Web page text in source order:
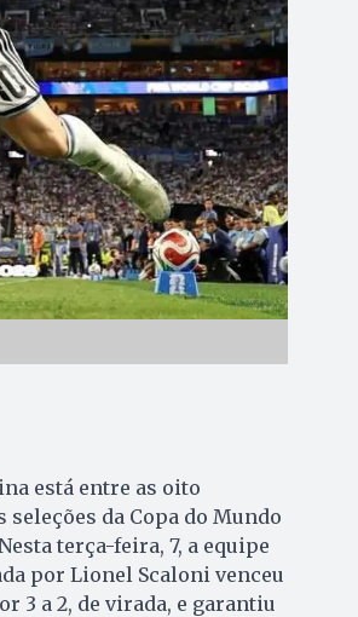
está entre as oito
seleções da Copa do Mundo
terça-feira, 7, a equipe
por Lionel Scaloni venceu
3 a 2, de virada, e garantiu